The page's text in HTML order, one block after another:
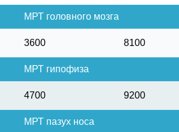
МРТ головного мозга
3600 8100
МРТ гипофиза
4700 9200
МРТ пазух носа